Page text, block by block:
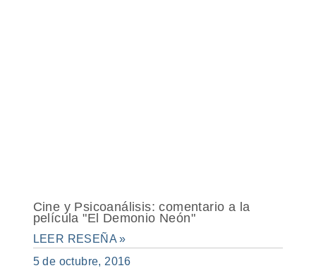
Cine y Psicoanálisis: comentario a la
película "El Demonio Neón"
LEER RESEÑA »
5 de octubre, 2016